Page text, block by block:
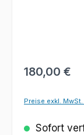
Regulärer
180,00 €
Preise exkl.
Sofort